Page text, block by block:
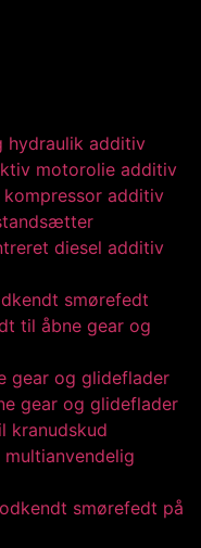
hydraulik additiv
motorolie additiv
additiv
diesel additiv
smørefedt
til åbne gear og
gear og glideflader
gear og glideflader
kranudskud
smørefedt på